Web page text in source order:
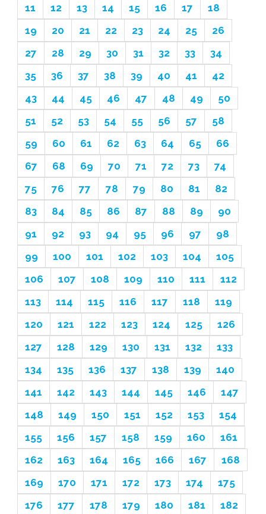
11
12 13 14 15 16 17
18
19
20 21 22 23 24 25
26
27
28 29 30 31 32 33
34
35
36 37 38 39 40 41
42
43
44 45 46 47 48 49
50
51
52 53 54 55 56 57
58
59
60 61 62 63 64 65
66
67
68 69 70 71 72 73
74
75
76 77 78 79 80 81
82
83
84 85 86 87 88 89
90
91
92 93 94 95 96 97
98
99
100 101 102 103 104
105
106
107 108 109 110 111
112
113
114 115 116 117 118
119
120
121 122 123 124 125
126
127
128 129 130 131 132
133
134
135 136 137 138 139
140
141
142 143 144 145 146
147
148
149 150 151 152 153
154
155
156 157 158 159 160
161
162
163 164 165 166 167
168
169
170 171 172 173 174
175
176
177 178 179 180 181 182